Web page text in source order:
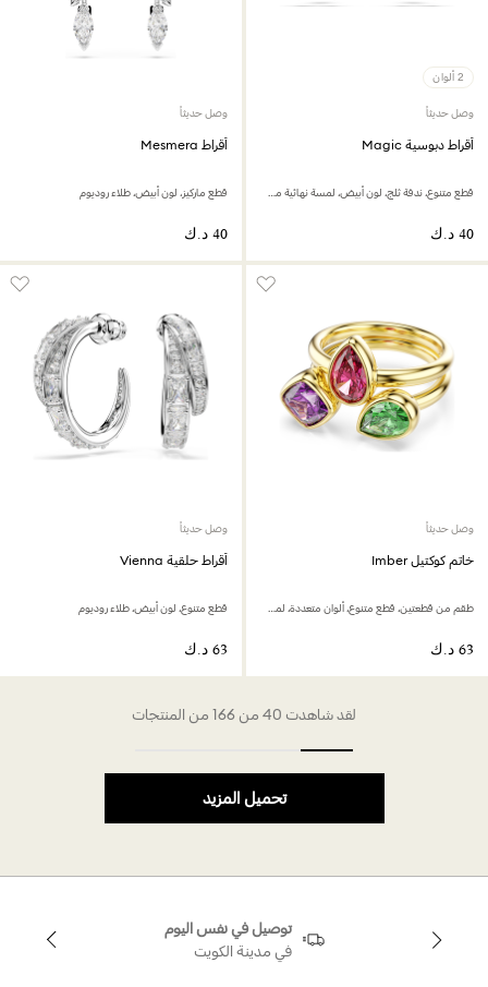
2 ألوان
وصل حديثاً
أقراط دبوسية Magic
قطع متنوع، ندفة ثلج، لون أبيض، لمسة نهائية من الذهب عيار 18 قيراط
وصل حديثاً
أقراط Mesmera
قطع ماركيز، لون أبيض، طلاء روديوم
وصل حديثاً
خاتم كوكتيل Imber
طقم من قطعتين، قطع متنوع، ألوان متعددة، لمسة نهائية من الذهب عيار 18 قيراط
وصل حديثاً
أقراط حلقية Vienna
قطع متنوع، لون أبيض، طلاء روديوم
لقد شاهدت 40 من 166 من المنتجات
تحميل المزيد
توصيل في نفس اليوم
في مدينة الكويت